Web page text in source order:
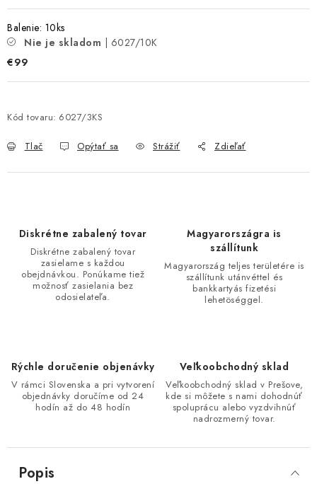
Balenie: 10ks
Nie je skladom
| 6027/10K
€99
Kód tovaru: 6027/3KS
Tlač Opýtať sa Strážiť Zdieľať
Diskrétne zabalený tovar
Diskrétne zabalený tovar
zasielame s každou
obejdnávkou. Ponúkame tiež
možnosť zasielania bez
odosielateľa.
Magyarországra is
szállítunk
Magyarország teljes területére is
szállítunk utánvéttel és
bankkartyás fizetési
lehetöséggel.
Rýchle doručenie objenávky
V rámci Slovenska a pri vytvorení
objednávky doručíme od 24
hodín až do 48 hodín
Veľkoobchodný sklad
Veľkoobchodný sklad v Prešove,
kde si môžete s nami dohodnúť
spoluprácu alebo vyzdvihnúť
nadrozmerný tovar.
Popis